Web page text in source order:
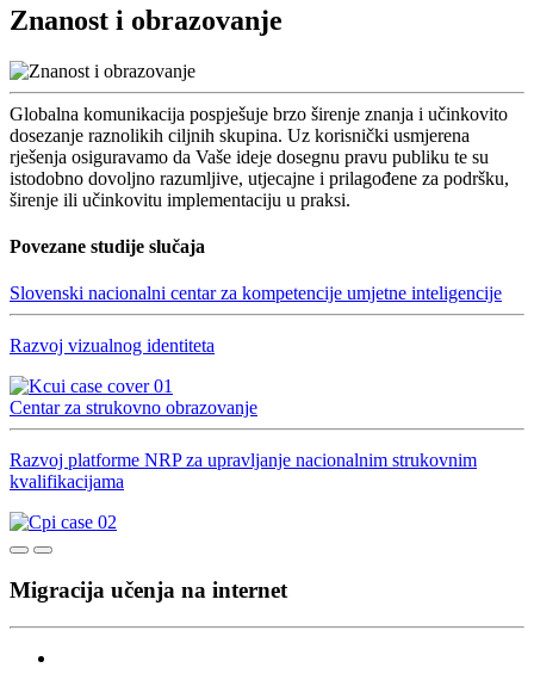
Znanost i obrazovanje
Globalna komunikacija pospješuje brzo širenje znanja i učinkovito
dosezanje raznolikih ciljnih skupina. Uz korisnički usmjerena
rješenja osiguravamo da Vaše ideje dosegnu pravu publiku te su
istodobno dovoljno razumljive, utjecajne i prilagođene za podršku,
širenje ili učinkovitu implementaciju u praksi.
Povezane studije slučaja
Slovenski nacionalni centar za kompetencije umjetne inteligencije
Razvoj vizualnog identiteta
Centar za strukovno obrazovanje
Razvoj platforme NRP za upravljanje nacionalnim strukovnim
kvalifikacijama
Migracija učenja na internet